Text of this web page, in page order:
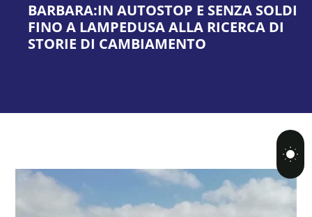
BARBARA:IN AUTOSTOP E SENZA SOLDI
FINO A LAMPEDUSA ALLA RICERCA DI
STORIE DI CAMBIAMENTO